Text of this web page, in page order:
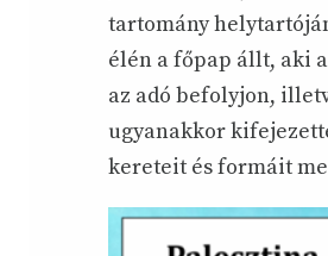
tartomány
élén a főpap állt, aki
az adó befolyjon,
ugyanakkor
kereteit és formáit